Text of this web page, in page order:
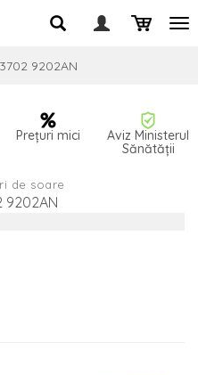
9202AN
Prețuri mici
Aviz Ministerul
Sănătății
de soare